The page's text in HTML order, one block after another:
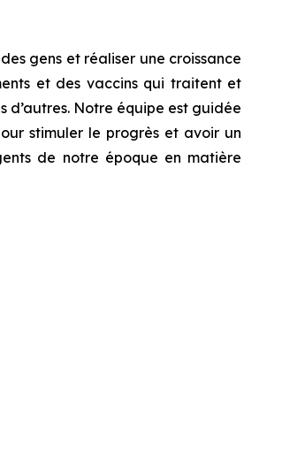
gens et réaliser une croissance
et des vaccins qui traitent et
d’autres. Notre équipe est guidée
stimuler le progrès et avoir un
de notre époque en matière